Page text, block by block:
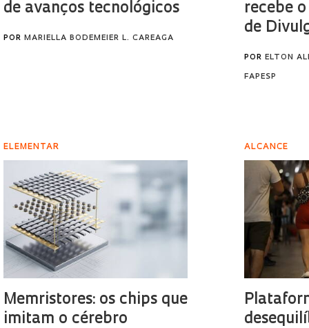
de avanços tecnológicos
POR MARIELLA BODEMEIER L. CAREAGA
recebe o
de
PORELTON
FAPESP
ELEMENTAR
Memristores: os chips que
imitam o cérebro
ALCANCE